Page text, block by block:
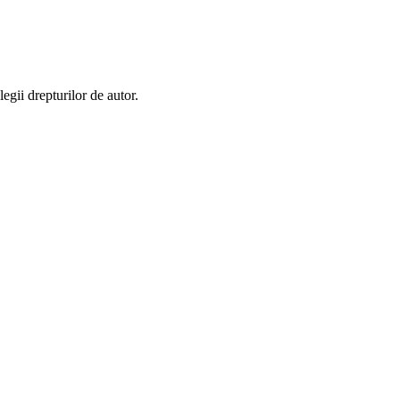
drepturilor de autor.